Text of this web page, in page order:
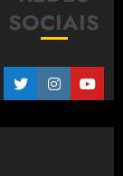
SOCIAIS